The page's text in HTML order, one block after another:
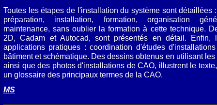
Toutes les étapes de l'installation du système sont détaillées
préparation, installation, formation, organisation
maintenance, sans oublier la formation à cette technique.
2D, Cadam et Autocad, sont présentés en détail. Enfin,
applications pratiques : coordination d'études
bâtiment et schématique. Des dessins obtenus en utilisant
ainsi que des photos d'installations de CAO, illustrent le
un glossaire des principaux termes de la CAO.
MS